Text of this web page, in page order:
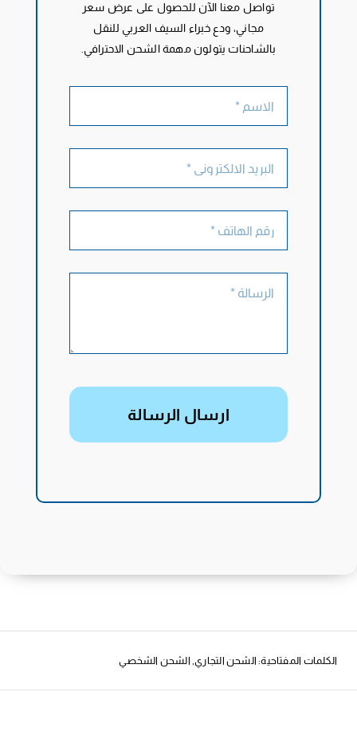
تواصل معنا الآن للحصول على عرض سعر
مجاني، ودع خبراء السيف العربي للنقل
بالشاحنات يتولون مهمة الشحن الاحترافي.
ارسال الرسالة
الكلمات المفتاحية: الشحن التجاري, الشحن الشخصي